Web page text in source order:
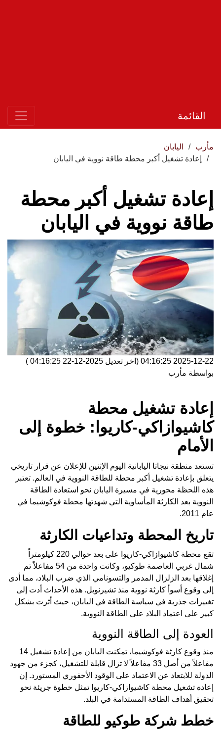
القائمة
مأرب
اليابان
إعادة تشغيل أكبر محطة طاقة نووية في اليابان
إعادة تشغيل أكبر محطة
طاقة نووية في اليابان
2025-12-22 04:16:25 (اخر تعديل 2025-12-22 04:16:25
)
بواسطة مأرب
إعادة تشغيل محطة
كاشيوازاكي-كاريوا: خطوة إلى
الأمام
تستعد منطقة نيجاتا اليابانية اليوم الإثنين للإعلان عن قرار تاريخي
يتعلق بإعادة تشغيل أكبر محطة للطاقة النووية في العالم. تعتبر
هذه اللحظة محورية في مسيرة اليابان نحو استعادة الطاقة
النووية بعد الكارثة المأساوية التي شهدتها محطة فوكوشيما في
عام 2011.
تاريخ المحطة وتداعيات الكارثة
تقع محطة كاشيوازاكي-كاريوا على بعد حوالي 220 كيلومتراً
شمال غربي العاصمة طوكيو، وكانت واحدة من 54 مفاعلاً تم
إغلاقها بعد الزلزال المدمر والتسونامي الذي ضرب البلاد، مما أدى
إلى وقوع أسوأ كارثة نووية منذ تشيرنوبل. هذه الأحداث أدت إلى
تغييرات جذرية في سياسة الطاقة في اليابان، حيث أثرت بشكل
كبير على اعتماد البلاد على الطاقة النووية.
العودة إلى الطاقة النووية
منذ وقوع كارثة فوكوشيما، تمكنت اليابان من إعادة تشغيل 14
مفاعلاً من أصل 33 مفاعلاً لا تزال قابلة للتشغيل، كجزء من جهود
الدولة للابتعاد عن الاعتماد على الوقود الأحفوري المستورد. إن
إعادة تشغيل محطة كاشيوازاكي-كاريوا تمثل خطوة جريئة نحو
تحقيق أهداف الطاقة المستدامة في البلد.
خطط شركة طوكيو للطاقة